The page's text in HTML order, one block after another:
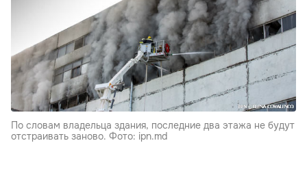
По словам владельца здания, последние два этажа не будут
отстраивать заново. Фото: ipn.md